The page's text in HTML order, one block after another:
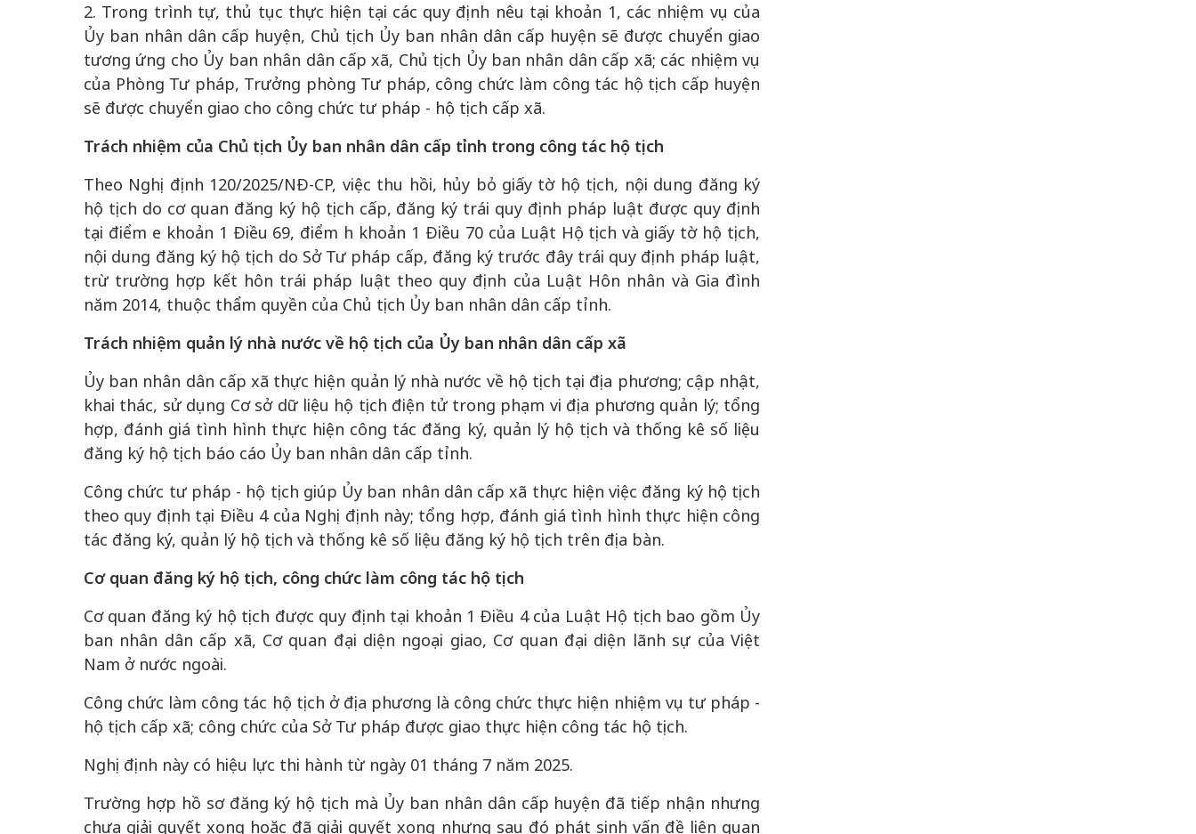
2. Trong trình tự, thủ tục thực hiện tại các quy định nêu tại khoản 1, các nhiệm vụ của
Ủy ban nhân dân cấp huyện, Chủ tịch Ủy ban nhân dân cấp huyện sẽ được chuyển giao
tương ứng cho Ủy ban nhân dân cấp xã, Chủ tịch Ủy ban nhân dân cấp xã; các nhiệm vụ
của Phòng Tư pháp, Trưởng phòng Tư pháp, công chức làm công tác hộ tịch cấp huyện
sẽ được chuyển giao cho công chức tư pháp - hộ tịch cấp xã.
Trách nhiệm của Chủ tịch Ủy ban nhân dân cấp tỉnh trong công tác hộ tịch
Theo Nghị định 120/2025/NĐ-CP, việc thu hồi, hủy bỏ giấy tờ hộ tịch, nội dung đăng ký
hộ tịch do cơ quan đăng ký hộ tịch cấp, đăng ký trái quy định pháp luật được quy định
tại điểm e khoản 1 Điều 69, điểm h khoản 1 Điều 70 của Luật Hộ tịch và giấy tờ hộ tịch,
nội dung đăng ký hộ tịch do Sở Tư pháp cấp, đăng ký trước đây trái quy định pháp luật,
trừ trường hợp kết hôn trái pháp luật theo quy định của Luật Hôn nhân và Gia đình
năm 2014, thuộc thẩm quyền của Chủ tịch Ủy ban nhân dân cấp tỉnh.
Trách nhiệm quản lý nhà nước về hộ tịch của Ủy ban nhân dân cấp xã
Ủy ban nhân dân cấp xã thực hiện quản lý nhà nước về hộ tịch tại địa phương; cập nhật,
khai thác, sử dụng Cơ sở dữ liệu hộ tịch điện tử trong phạm vi địa phương quản lý; tổng
hợp, đánh giá tình hình thực hiện công tác đăng ký, quản lý hộ tịch và thống kê số liệu
đăng ký hộ tịch báo cáo Ủy ban nhân dân cấp tỉnh.
Công chức tư pháp - hộ tịch giúp Ủy ban nhân dân cấp xã thực hiện việc đăng ký hộ tịch
theo quy định tại Điều 4 của Nghị định này; tổng hợp, đánh giá tình hình thực hiện công
tác đăng ký, quản lý hộ tịch và thống kê số liệu đăng ký hộ tịch trên địa bàn.
Cơ quan đăng ký hộ tịch, công chức làm công tác hộ tịch
Cơ quan đăng ký hộ tịch được quy định tại khoản 1 Điều 4 của Luật Hộ tịch bao gồm Ủy
ban nhân dân cấp xã, Cơ quan đại diện ngoại giao, Cơ quan đại diện lãnh sự của Việt
Nam ở nước ngoài.
Công chức làm công tác hộ tịch ở địa phương là công chức thực hiện nhiệm vụ tư pháp -
hộ tịch cấp xã; công chức của Sở Tư pháp được giao thực hiện công tác hộ tịch.
Nghị định này có hiệu lực thi hành từ ngày 01 tháng 7 năm 2025.
Trường hợp hồ sơ đăng ký hộ tịch mà Ủy ban nhân dân cấp huyện đã tiếp nhận nhưng
chưa giải quyết xong hoặc đã giải quyết xong nhưng sau đó phát sinh vấn đề liên quan